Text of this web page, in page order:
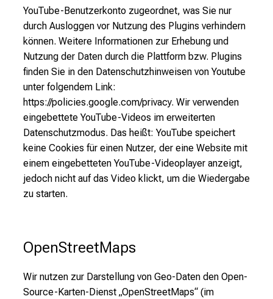
YouTube-Benutzerkonto zugeordnet, was Sie nur
durch Ausloggen vor Nutzung des Plugins verhindern
können. Weitere Informationen zur Erhebung und
Nutzung der Daten durch die Plattform bzw. Plugins
finden Sie in den Datenschutzhinweisen von Youtube
unter folgendem Link:
https://policies.google.com/privacy. Wir verwenden
eingebettete YouTube-Videos im erweiterten
Datenschutzmodus. Das heißt: YouTube speichert
keine Cookies für einen Nutzer, der eine Website mit
einem eingebetteten YouTube-Videoplayer anzeigt,
jedoch nicht auf das Video klickt, um die Wiedergabe
zu starten.
OpenStreetMaps
Wir nutzen zur Darstellung von Geo-Daten den Open-
Source-Karten-Dienst „OpenStreetMaps“ (im